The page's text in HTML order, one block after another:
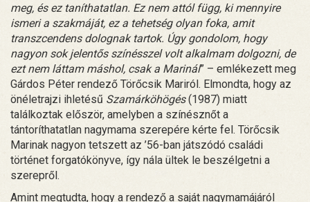
meg, és ez taníthatatlan. Ez nem attól függ, ki mennyire
ismeri a szakmáját, ez a tehetség olyan foka, amit
transzcendens dolognak tartok. Úgy gondolom, hogy
nagyon sok jelentős színésszel volt alkalmam dolgozni, de
ezt nem láttam máshol, csak a Marinál” – emlékezett meg
Gárdos Péter rendező Törőcsik Mariról. Elmondta, hogy az
önéletrajzi ihletésű Szamárköhögés(1987) miatt
találkoztak először, amelyben a színésznőt a
tántoríthatatlan nagymama szerepére kérte fel. Törőcsik
Marinak nagyon tetszett az ’56-ban játszódó családi
történet forgatókönyve, így nála ültek le beszélgetni a
szerepről.
Amint megtudta, hogy a rendező a saját nagymamájáról